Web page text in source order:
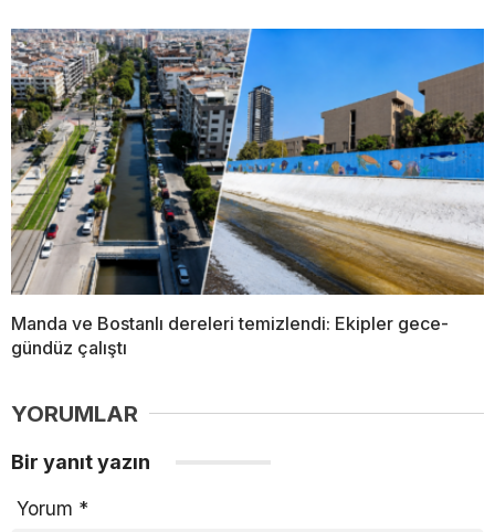
Manda ve Bostanlı dereleri temizlendi: Ekipler gece-
gündüz çalıştı
YORUMLAR
Bir yanıt yazın
Yorum *